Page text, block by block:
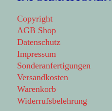
Copyright
AGB Shop
Datenschutz
Impressum
Sonderanfertigungen
Versandkosten
Warenkorb
Widerrufsbelehrung